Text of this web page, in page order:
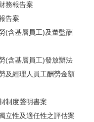
務報告案
告案
(含基層員工)及董監酬
(含基層員工)發放辦法
及經理人員工酬勞金額
制度聲明書案
立性及適任性之評估案